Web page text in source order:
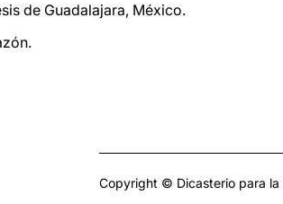
de Guadalajara, México.
Copyright © Dicasterio para la